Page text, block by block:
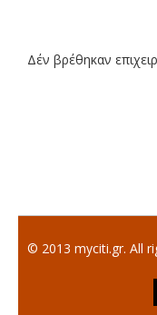
Δέν βρέθηκαν
© 2013 myciti.gr. All